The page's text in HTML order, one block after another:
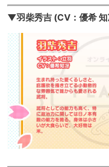
▼羽柴秀吉 (CV：優希 知